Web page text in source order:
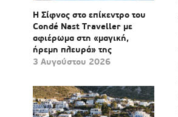
Η Σίφνος στο επίκεντρο του
Condé Nast Traveller με
αφιέρωμα στη «μαγική,
ήρεμη πλευρά» της
3 Αυγούστου 2026